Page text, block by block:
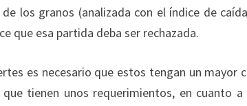
los granos (analizada con el índice de
que esa partida deba ser rechazada.
es necesario que estos tengan un mayor
tienen unos requerimientos, en cuanto